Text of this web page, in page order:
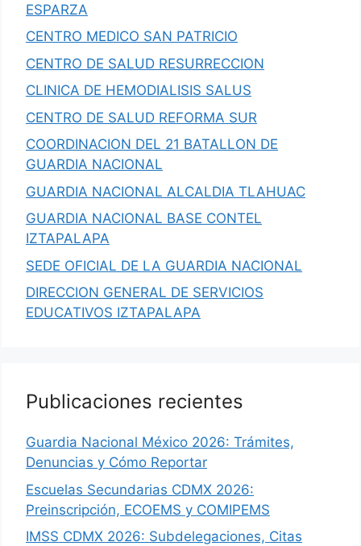
ESPARZA
CENTRO MEDICO SAN PATRICIO
CENTRO DE SALUD RESURRECCION
CLINICA DE HEMODIALISIS SALUS
CENTRO DE SALUD REFORMA SUR
COORDINACION DEL 21 BATALLON DE
GUARDIA NACIONAL
GUARDIA NACIONAL ALCALDIA TLAHUAC
GUARDIA NACIONAL BASE CONTEL
IZTAPALAPA
SEDE OFICIAL DE LA GUARDIA NACIONAL
DIRECCION GENERAL DE SERVICIOS
EDUCATIVOS IZTAPALAPA
Publicaciones recientes
Guardia Nacional México 2026: Trámites,
Denuncias y Cómo Reportar
Escuelas Secundarias CDMX 2026:
Preinscripción, ECOEMS y COMIPEMS
IMSS CDMX 2026: Subdelegaciones, Citas